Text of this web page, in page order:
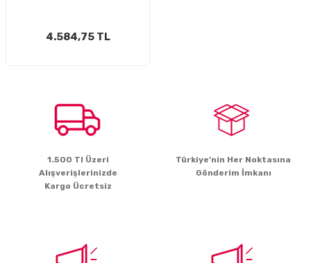
4.584,75 TL
1.500 Tl Üzeri
Alışverişlerinizde
Kargo Ücretsiz
Türkiye’nin Her Noktasına
Gönderim İmkanı